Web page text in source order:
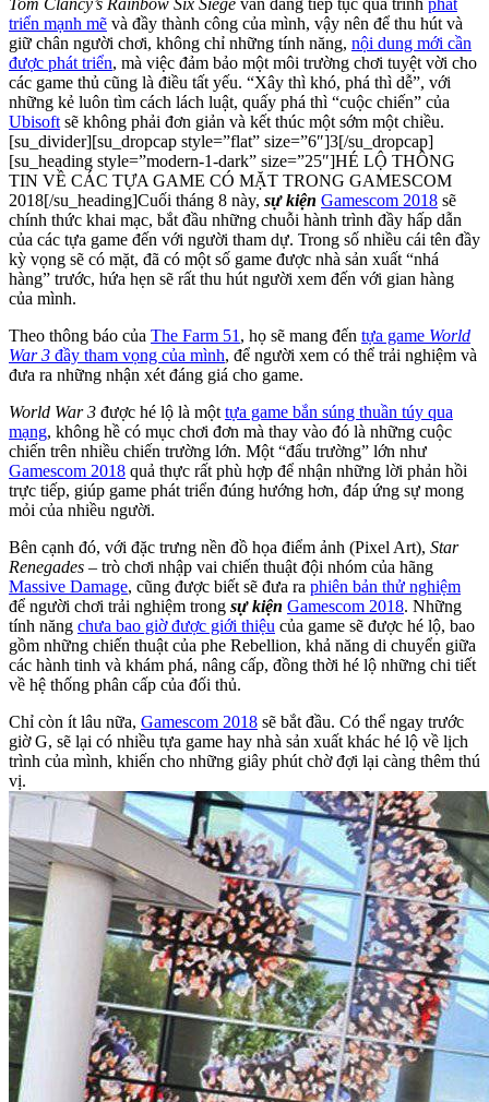
triển mạnh mẽ và đầy thành công của mình, vậy nên để thu hút và
giữ chân người chơi, không chỉ những tính năng, nội dung mới cần
được phát triển, mà việc đảm bảo một môi trường chơi tuyệt vời cho
các game thủ cũng là điều tất yếu. “Xây thì khó, phá thì dễ”, với
những kẻ luôn tìm cách lách luật, quấy phá thì “cuộc chiến” của
Ubisoft sẽ không phải đơn giản và kết thúc một sớm một chiều.
[su_divider][su_dropcap style=”flat” size=”6″]3[/su_dropcap]
[su_heading style=”modern-1-dark” size=”25″]HÉ LỘ THÔNG
TIN VỀ CÁC TỰA GAME CÓ MẶT TRONG GAMESCOM
2018[/su_heading]Cuối tháng 8 này, sự kiện Gamescom 2018 sẽ
chính thức khai mạc, bắt đầu những chuỗi hành trình đầy hấp dẫn
của các tựa game đến với người tham dự. Trong số nhiều cái tên đầy
kỳ vọng sẽ có mặt, đã có một số game được nhà sản xuất “nhá
hàng” trước, hứa hẹn sẽ rất thu hút người xem đến với gian hàng
của mình.
Theo thông báo của The Farm 51 , họ sẽ mang đến tựa game World
War 3 đầy tham vọng của mình, để người xem có thể trải nghiệm và
đưa ra những nhận xét đáng giá cho game.
World War 3 được hé lộ là một tựa game bắn súng thuần túy qua
mạng, không hề có mục chơi đơn mà thay vào đó là những cuộc
chiến trên nhiều chiến trường lớn. Một “đấu trường” lớn như
Gamescom 2018 quả thực rất phù hợp để nhận những lời phản hồi
trực tiếp, giúp game phát triển đúng hướng hơn, đáp ứng sự mong
mỏi của nhiều người.
Bên cạnh đó, với đặc trưng nền đồ họa điểm ảnh (Pixel Art), Star
Renegades – trò chơi nhập vai chiến thuật đội nhóm của hãng
Massive Damage, cũng được biết sẽ đưa ra phiên bản thử nghiệm
để người chơi trải nghiệm trong sự kiện Gamescom 2018. Những
tính năng chưa bao giờ được giới thiệu của game sẽ được hé lộ, bao
gồm những chiến thuật của phe Rebellion, khả năng di chuyển giữa
các hành tinh và khám phá, nâng cấp, đồng thời hé lộ những chi tiết
về hệ thống phân cấp của đối thủ.
Chỉ còn ít lâu nữa, Gamescom 2018 sẽ bắt đầu. Có thể ngay trước
giờ G, sẽ lại có nhiều tựa game hay nhà sản xuất khác hé lộ về lịch
trình của mình, khiến cho những giây phút chờ đợi lại càng thêm thú
vị.